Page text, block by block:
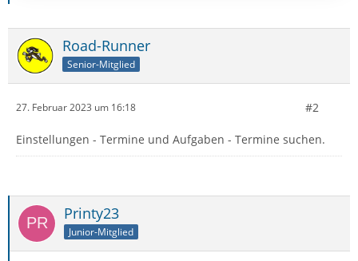
Road-Runner
Senior-Mitglied
27. Februar 2023 um 16:18 #2
Einstellungen - Termine und Aufgaben - Termine suchen.
Printy23
Junior-Mitglied